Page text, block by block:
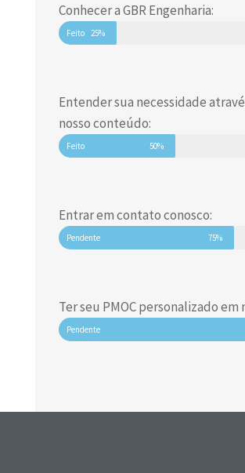
Conhecer a GBR Engenharia:
Feito 25%
Entender sua necessidade
nosso conteúdo:
Feito 50%
Entrar em contato conosco:
Pendente 75%
Ter seu PMOC personalizado em
Pendente